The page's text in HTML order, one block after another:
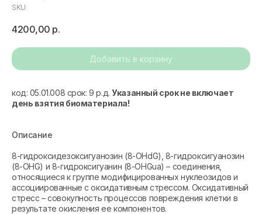
SKU:
4200,00 р.
Добавить в корзину
код: 05.01.008 срок: 9 р.д.Указанный срок не включает
день взятия биоматериала!
Описание
8-гидроксидезоксигуанозин (8-OHdG), 8-гидроксигуанозин
(8-OHG) и 8-гидроксигуанин (8-OHGua) – соединения,
относящиеся к группе модифицированных нуклеозидов и
ассоциированные с оксидативным стрессом. Оксидативный
стресс – совокупность процессов повреждения клетки в
результате окисления ее компонентов.